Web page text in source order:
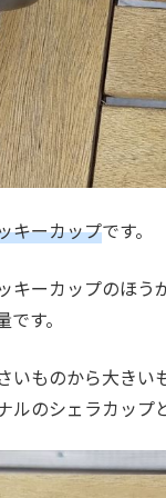
キーカップです。
キーカップのほ
す。
いものから大き
ルのシェラカップ